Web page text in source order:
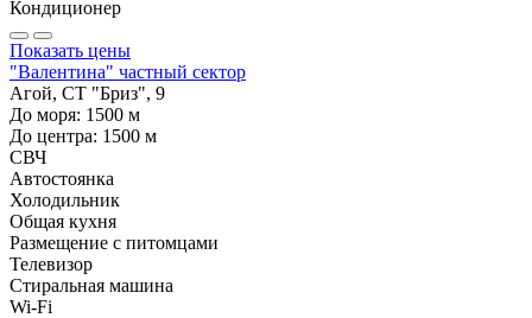
Кондиционер
Показать цены
"Валентина" частный сектор
Агой, СТ "Бриз", 9
До моря: 1500 м
До центра: 1500 м
СВЧ
Автостоянка
Холодильник
Общая кухня
Размещение с питомцами
Телевизор
Стиральная машина
Wi-Fi